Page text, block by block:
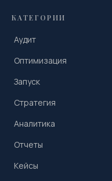
КАТЕГОРИИ
Аудит
Оптимизация
Запуск
Стратегия
Аналитика
Отчеты
Кейсы